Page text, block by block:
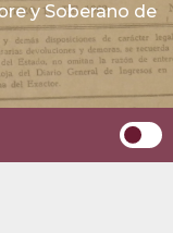
y Soberano de